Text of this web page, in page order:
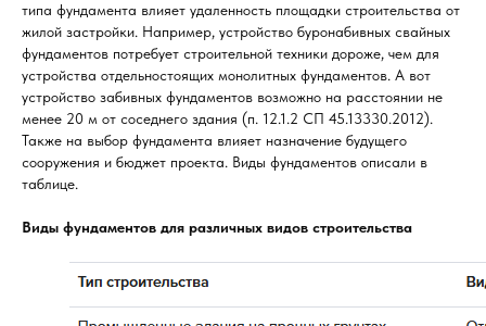
типа фундамента влияет удаленность площадки строительства от
жилой застройки. Например, устройство буронабивных свайных
фундаментов потребует строительной техники дороже, чем для
устройства отдельностоящих монолитных фундаментов. А вот
устройство забивных фундаментов возможно на расстоянии не
менее 20 м от соседнего здания (п. 12.1.2 СП 45.13330.2012).
Также на выбор фундамента влияет назначение будущего
сооружения и бюджет проекта. Виды фундаментов описали в
таблице.
Виды фундаментов для различных видов строительства